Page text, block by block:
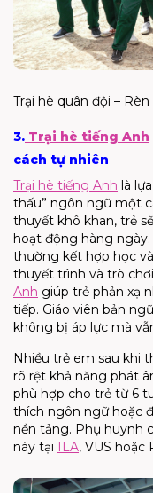
Trại hè quân đội –
3. Trại hè tiếng Anh
cách tự nhiên
Trại hè tiếng Anh là
thấu” ngôn ngữ một
thuyết khô khan, trẻ
hoạt động hàng ngày.
thường kết hợp học
thuyết trình và trò
Anh giúp trẻ phản xạ
tiếp. Giáo viên bản
không bị áp lực mà
Nhiều trẻ em sau khi
rõ rệt khả năng phát
phù hợp cho trẻ từ 6
thích ngôn ngữ hoặc
nền tảng. Phụ huynh
này tại ILA, VUS hoặc